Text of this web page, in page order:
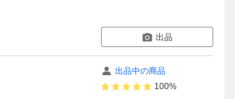
出品
出品中の商品
100%